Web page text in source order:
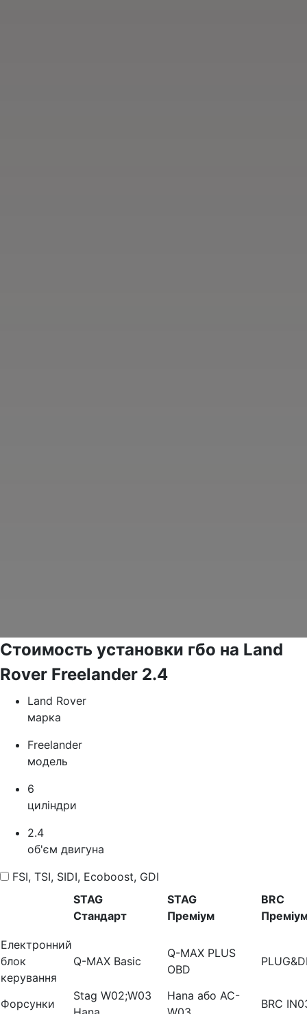
Стоимость установки гбо на Land
Rover Freelander 2.4
Land Rover
марка
Freelander
модель
6
циліндри
2.4
об'єм двигуна
FSI, TSI, SIDI, Ecoboost, GDI
STAG
Стандарт
STAG
Преміум
BRC
Електронний
блок
керування
Q-MAX Basic
Q-MAX PLUS
OBD
Форсунки
Stag W02;W03
Hana або AC-
BRC